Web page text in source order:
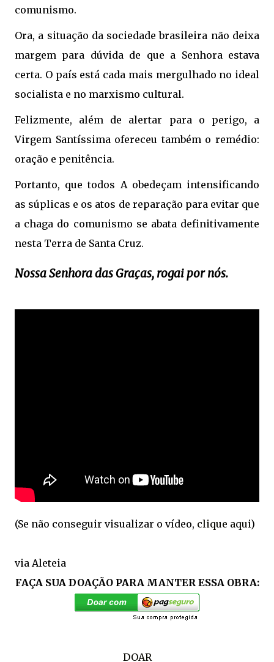
comunismo.
Ora, a situação da sociedade brasileira não deixa
margem para dúvida de que a Senhora estava
certa. O país está cada mais mergulhado no ideal
socialista e no marxismo cultural.
Felizmente, além de alertar para o perigo, a
Virgem Santíssima ofereceu também o remédio:
oração e penitência.
Portanto, que todos A obedeçam intensificando
as súplicas e os atos de reparação para evitar que
a chaga do comunismo se abata definitivamente
nesta Terra de Santa Cruz.
Nossa Senhora das Graças, rogai por nós.
(Se não conseguir visualizar o vídeo, clique aqui)
via Aleteia
FAÇA SUA DOAÇÃO PARA MANTER ESSA OBRA:
DOAR